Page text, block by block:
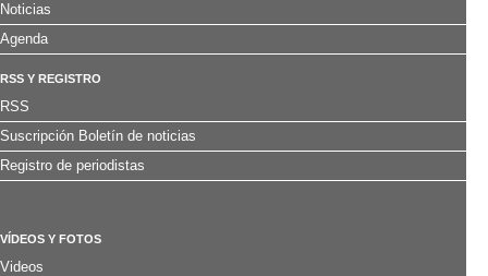
Noticias
Agenda
RSS Y REGISTRO
RSS
Suscripción Boletín de noticias
Registro de periodistas
VÍDEOS Y FOTOS
Videos